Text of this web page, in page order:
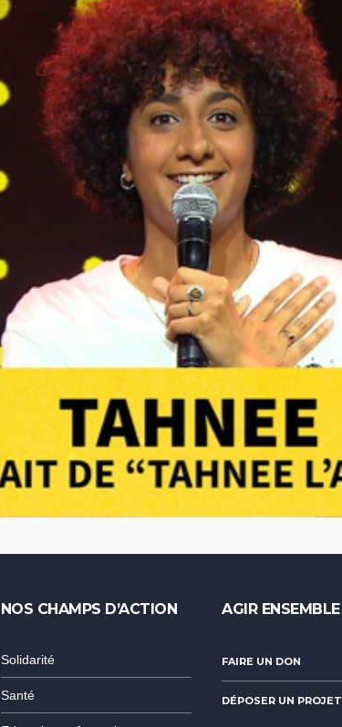
NOS CHAMPS D’ACTION
Solidarité
Santé
AGIR ENSEMBLE
FAIRE UN DON
DÉPOSER UN PROJET